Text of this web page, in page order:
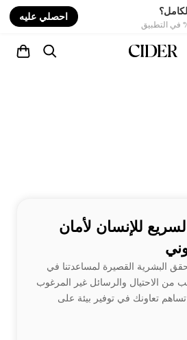
احصلي عليه
للإنسان لأمان
البشرية القصيرة لمساعدتنا في
من الاحتيال والرسائل غير المرغوب
تعاونك في توفير بيئة على